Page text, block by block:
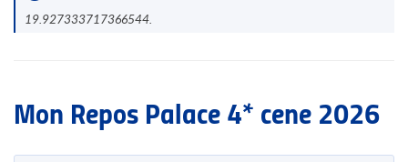
19.927333717366544.
Mon Repos Palace 4* cene 2026